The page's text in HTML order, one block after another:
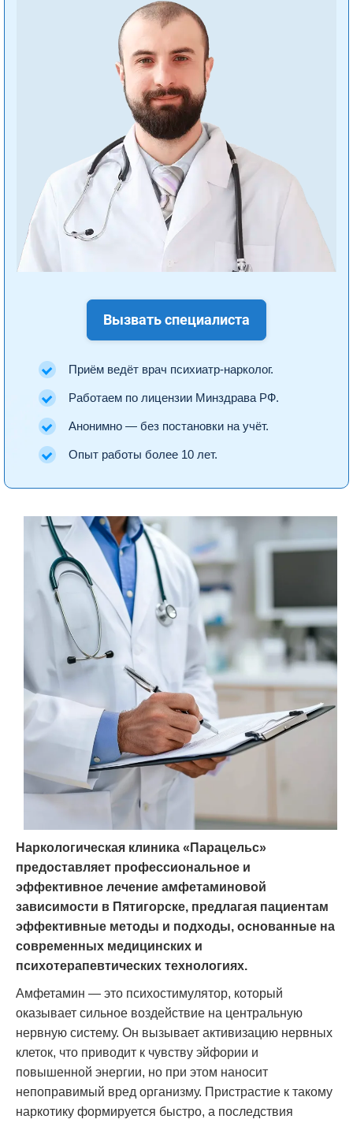
Вызвать специалиста
Приём ведёт врач психиатр-нарколог.
Работаем по лицензии Минздрава РФ.
Анонимно — без постановки на учёт.
Опыт работы более 10 лет.
Наркологическая клиника «Парацельс»
предоставляет профессиональное и
эффективное лечение амфетаминовой
зависимости в Пятигорске, предлагая пациентам
эффективные методы и подходы, основанные на
современных медицинских и
психотерапевтических технологиях.
Амфетамин — это психостимулятор, который
оказывает сильное воздействие на центральную
нервную систему. Он вызывает активизацию нервных
клеток, что приводит к чувству эйфории и
повышенной энергии, но при этом наносит
непоправимый вред организму. Пристрастие к такому
наркотику формируется быстро, а последствия